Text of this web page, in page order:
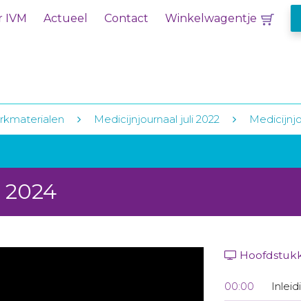
IVM Actueel Contact Winkelwagentje
Medicijnjournaal juli 2022
00:00